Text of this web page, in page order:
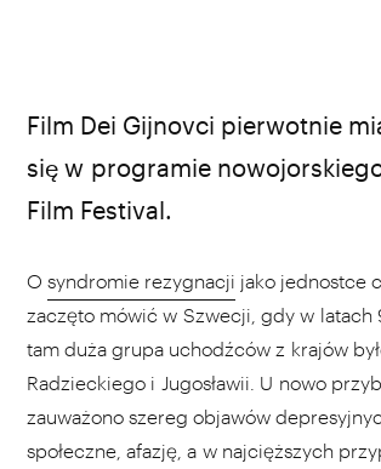
Film Dei Gijnovci pierwotnie
się w programie
Film Festival.
O syndromie rezygnacji jako jednostce
zaczęto mówić w Szwecji, gdy w latach
tam duża grupa uchodźców z krajów
Radzieckiego i Jugosławii. U nowo
zauważono szereg objawów
społeczne, afazję, a w najcięższych